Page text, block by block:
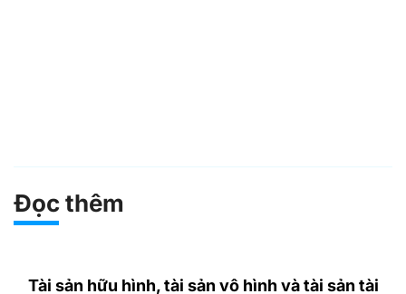
Đọc thêm
Tài sản hữu hình, tài sản vô hình và tài sản tài